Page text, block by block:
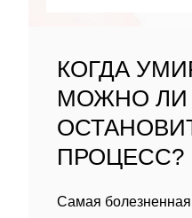
КОГДА
МОЖНО ЛИ
ПРОЦЕСС?
Самая